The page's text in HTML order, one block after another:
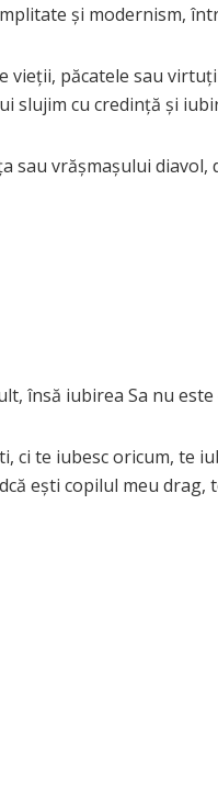
şi modernism,
vieţii, păcatele sau
slujim cu credinţă şi
sau vrășmașului
însă iubirea Sa nu este
ci te iubesc oricum, te
ești copilul meu